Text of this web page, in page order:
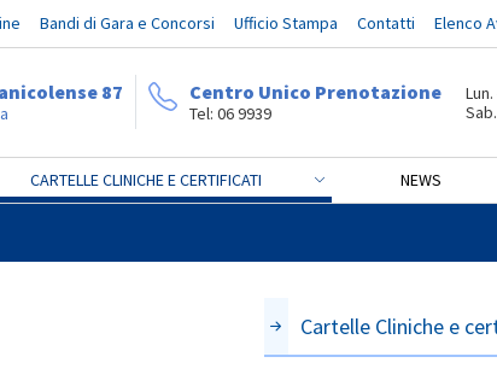
Bandi di Gara e Concorsi Ufficio Stampa Contatti Elenco
87 Centro Unico Prenotazione
Tel: 06 9939
CARTELLE CLINICHE E CERTIFICATI NEWS
Cartelle Cliniche e